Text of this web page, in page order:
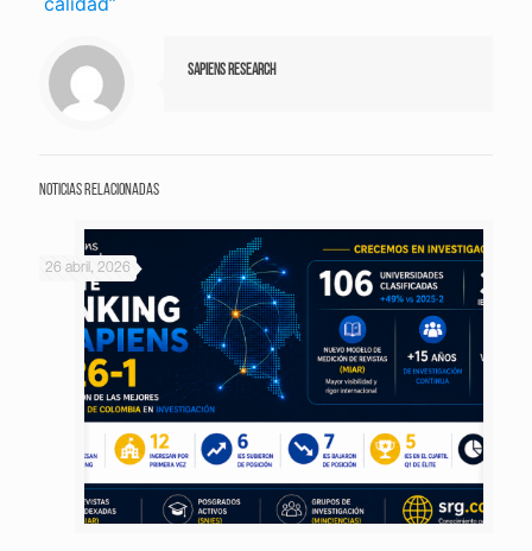
Sapiens Research
Noticias relacionadas
26 abril, 2026